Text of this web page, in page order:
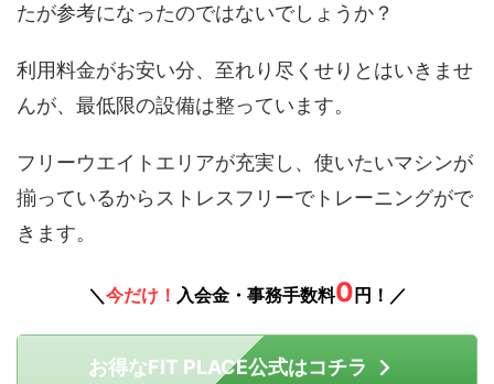
たが参考になったのではないでしょうか？
利用料金がお安い分、至れり尽くせりとはいきませ
んが、最低限の設備は整っています。
フリーウエイトエリアが充実し、使いたいマシンが
揃っているからストレスフリーでトレーニングがで
きます。
＼今だけ！ 入会金・事務手数料0 円！／
お得なFIT PLACE公式はコチラ